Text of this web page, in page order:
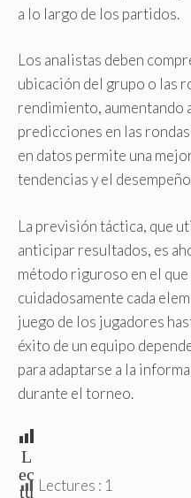
a lo largo de los partidos.
Los analistas deben
ubicación del grupo o las
rendimiento, aumentando
predicciones en las
en datos permite una
tendencias y el
La previsión táctica, que
anticipar resultados, es
método riguroso en el
cuidadosamente cada
juego de los jugadores
éxito de un equipo
para adaptarse a la
durante el torneo.
L
ec
tu Lectures : 1